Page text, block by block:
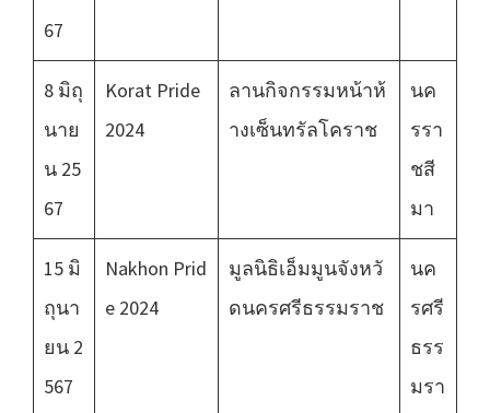
67
8 มิถุ
นาย
น 25
67
Korat Pride
2024
ลานกิจกรรมหน้าห้
างเซ็นทรัลโคราช
นค
รรา
ชสี
มา
15 มิ
ถุนา
ยน 2
567
Nakhon Prid
e 2024
มูลนิธิเอ็มมูนจังหวั
ดนครศรีธรรมราช
นค
รศรี
ธรร
มรา